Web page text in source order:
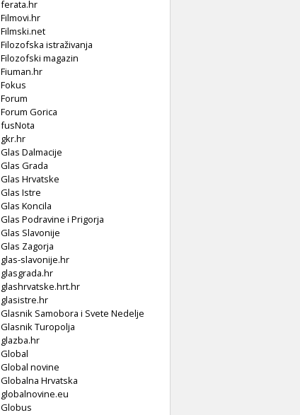
ferata.hr
Filmovi.hr
Filmski.net
Filozofska istraživanja
Filozofski magazin
Fiuman.hr
Fokus
Forum
Forum Gorica
fusNota
gkr.hr
Glas Dalmacije
Glas Grada
Glas Hrvatske
Glas Istre
Glas Koncila
Glas Podravine i Prigorja
Glas Slavonije
Glas Zagorja
glas-slavonije.hr
glasgrada.hr
glashrvatske.hrt.hr
glasistre.hr
Glasnik Samobora i Svete Nedelje
Glasnik Turopolja
glazba.hr
Global
Global novine
Globalna Hrvatska
globalnovine.eu
Globus